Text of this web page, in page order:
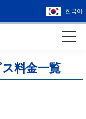
한국어
料金一覧